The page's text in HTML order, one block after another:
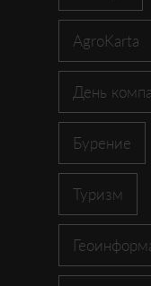
AgroKarta
День
Бурение
Туризм